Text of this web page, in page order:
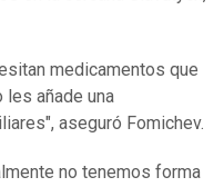
medicamentos que
añade una
aseguró Fomichev.
no tenemos forma